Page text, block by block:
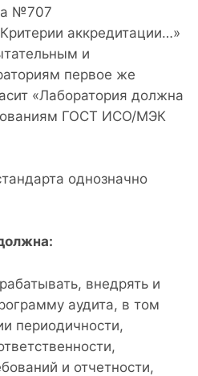
№707
аккредитации…»
и
первое же
«Лаборатория должна
ГОСТ ИСО/МЭК
однозначно
внедрять и
аудита, в том
периодичности,
и отчетности,